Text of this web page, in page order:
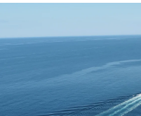
イベント・グッズ
会社情報